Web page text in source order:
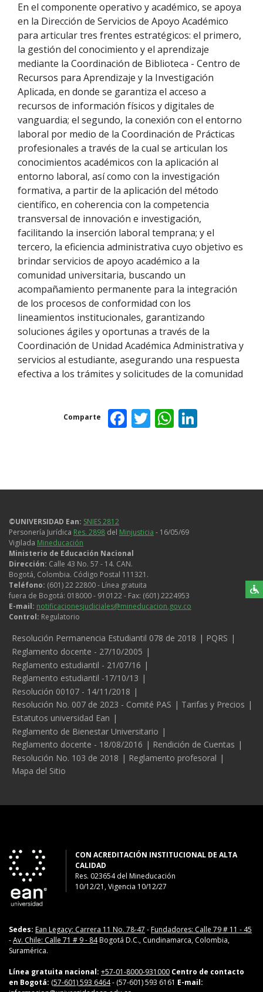
En el componente operativo y académico, se apoya
en la Dirección de Servicios de Apoyo Académico
para articular tres frentes estratégicos: el primero,
la gestión del conocimiento y el aprendizaje
mediante la Coordinación de Biblioteca - Centro de
Recursos para Aprendizaje y la Investigación
Aplicada, en donde se garantiza el acceso a
recursos de información físicos y digitales de
vanguardia; el segundo, la conexión con el entorno
laboral por medio de la Coordinación de Prácticas
profesionales a través de la cual se articulan los
conocimientos académicos con la aplicación al
entorno laboral, así como con la investigación
formativa, a partir de la aplicación del método
científico, en coherencia con la competencia
transversal de innovación e investigación,
facilitando la inserción laboral temprana; y el
tercero, la eficiencia administrativa cuyo objetivo es
brindar servicios de apoyo académico a la
comunidad universitaria, buscando un
acompañamiento permanente para la integración
de los procesos de conformidad con los
lineamientos institucionales, garantizando
soluciones ágiles y oportunas a través de la
Coordinación de Unidad Académica Administrativa y
servicios al estudiante, asegurando una respuesta
efectiva a los trámites y solicitudes de la comunidad
Comparte Facebook
Twitter
©UNIVERSIDAD Ean: SNIES 2812
Personería Jurídica Res. 2898 del Minjusticia - 16/05/69
Vigilada Mineducación
Ministerio de Educación Nacional
Dirección: Calle 43 No. 57 - 14. CAN.
Bogotá, Colombia. Código Postal 111321.
Teléfono: (601) 22 22800 - Línea gratuita
fuera de Bogotá: 018000 - 910122 - Fax: (601) 2224953
E-mail: notificacionesjudiciales@mineducacion.gov.co
Control: Regulatorio
Legales
Resolución Permanencia Estudiantil 078 de 2018
PQRS
Reglamento docente - 27/10/2005
Reglamento estudiantil - 21/07/16
Reglamento estudiantil -17/10/13
Resolución 00107 - 14/11/2018
Resolución No. 007 de 2023 - Comité PAS
Tarifas y Precios
Estatutos universidad Ean
Reglamento de Bienestar Universitario
Reglamento docente - 18/08/2016
Rendición de Cuentas
Resolución No. 103 de 2018
Reglamento profesoral
Mapa del Sitio
CON ACREDITACIÓN INSTITUCIONAL DE ALTA
CALIDAD
Res. 023654del Mineducación
10/12/21, Vigencia 10/12/27
Sedes: Ean Legacy: Carrera 11 No. 78-47 -Fundadores: Calle 79 # 11 - 45
-Av. Chile: Calle 71 # 9 - 84Bogotá D.C., Cundinamarca, Colombia,
Suramérica.
Línea gratuita nacional: +57-01-8000-931000 Centro de contacto
en Bogotá: (57-601) 593 6464- (57-601) 593 6161 E-mail: